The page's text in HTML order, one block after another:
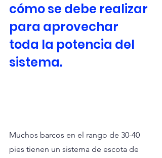
cómo se debe realizar
para aprovechar
toda la potencia del
sistema.
Muchos barcos en el rango de 30-40
pies tienen un sistema de escota de